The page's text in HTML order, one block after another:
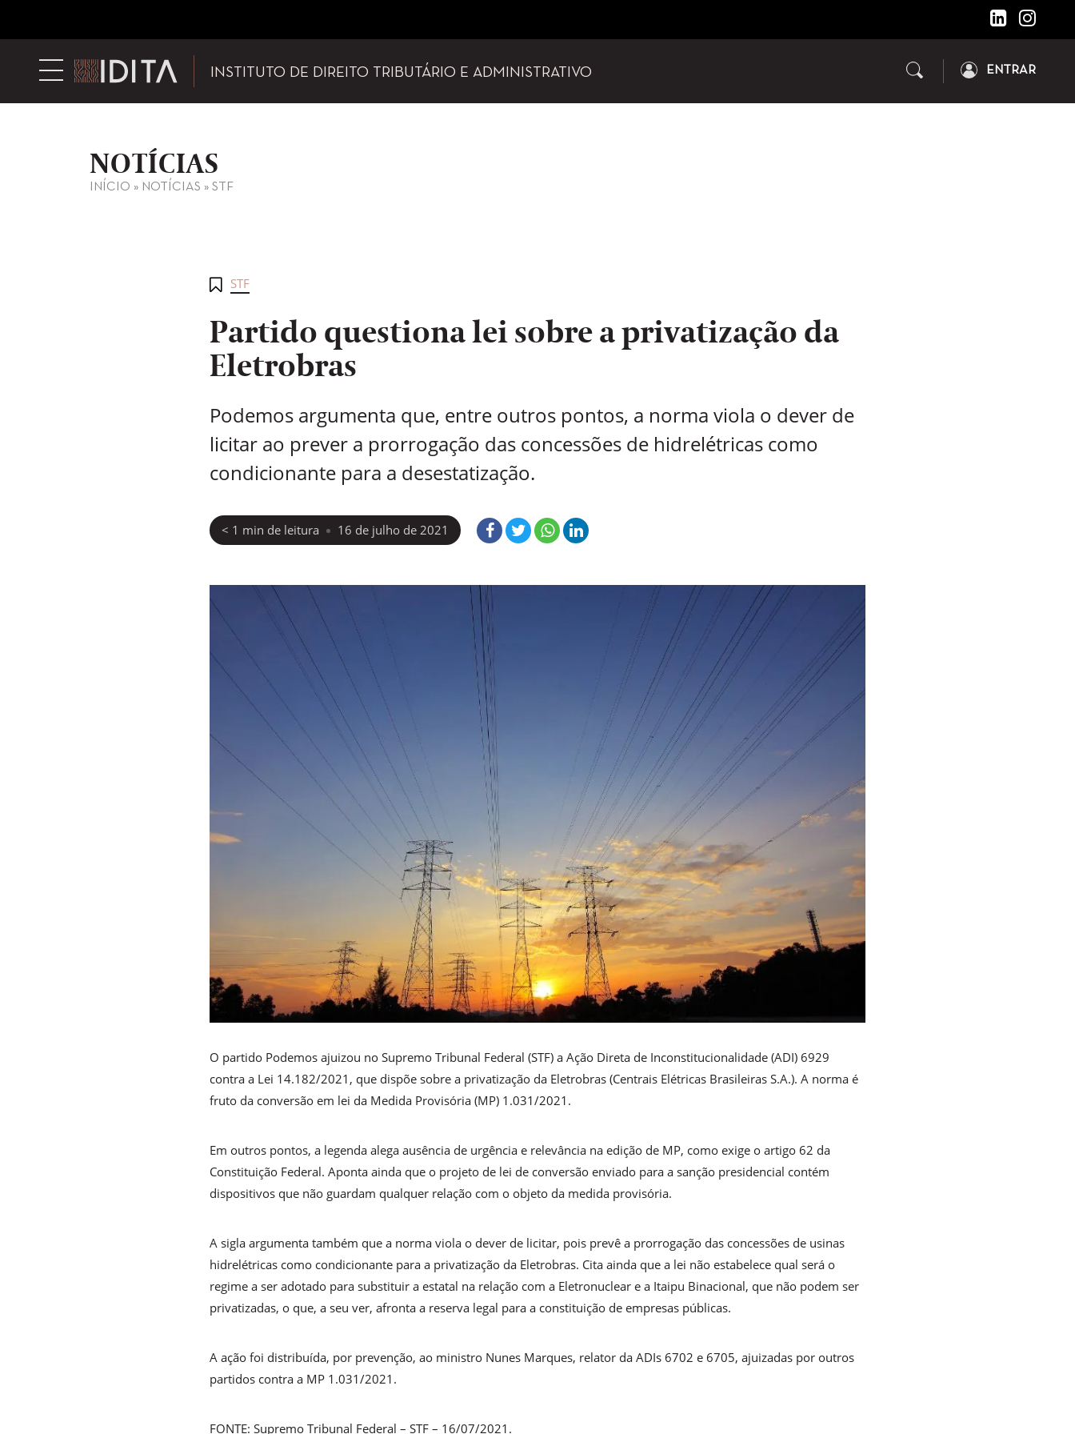
INSTITUTO DE DIREITO TRIBUTÁRIO E ADMINISTRATIVO ENTRAR
NOTÍCIAS
INÍCIO » NOTÍCIAS » STF
STF
Partido questiona lei sobre a privatização da
Eletrobras
Podemos argumenta que, entre outros pontos, a norma viola o dever de
licitar ao prever a prorrogação das concessões de hidrelétricas como
condicionante para a desestatização.
< 1 min de leitura 16 de julho de 2021
O partido Podemos ajuizou no Supremo Tribunal Federal (STF) a Ação Direta de Inconstitucionalidade (ADI) 6929
contra a Lei 14.182/2021, que dispõe sobre a privatização da Eletrobras (Centrais Elétricas Brasileiras S.A.). A norma é
fruto da conversão em lei da Medida Provisória (MP) 1.031/2021.
Em outros pontos, a legenda alega ausência de urgência e relevância na edição de MP, como exige o artigo 62 da
Constituição Federal. Aponta ainda que o projeto de lei de conversão enviado para a sanção presidencial contém
dispositivos que não guardam qualquer relação com o objeto da medida provisória.
A sigla argumenta também que a norma viola o dever de licitar, pois prevê a prorrogação das concessões de usinas
hidrelétricas como condicionante para a privatização da Eletrobras. Cita ainda que a lei não estabelece qual será o
regime a ser adotado para substituir a estatal na relação com a Eletronuclear e a Itaipu Binacional, que não podem ser
privatizadas, o que, a seu ver, afronta a reserva legal para a constituição de empresas públicas.
A ação foi distribuída, por prevenção, ao ministro Nunes Marques, relator da ADIs 6702 e 6705, ajuizadas por outros
partidos contra a MP 1.031/2021.
FONTE: Supremo Tribunal Federal – STF – 16/07/2021.